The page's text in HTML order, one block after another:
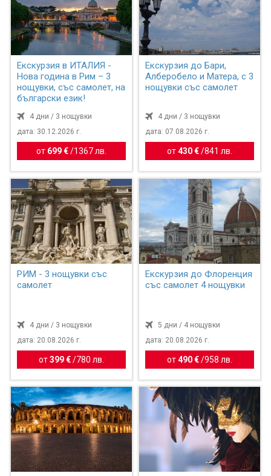
Екскурзия в ИТАЛИЯ -
Нова година в Рим – 3
нощувки, със самолет, на
български език!
4 дни / 3 нощувки
дата: 30.12.2026 г.
от 699 € / 1367 лв.
Екскурзия до Бари,
Алберобело и Матера, с 3
нощувки със самолет
4 дни / 3 нощувки
дата: 07.08.2026 г.
от430 €/841 лв.
РИМ - 3 нощувки със
самолет
4 дни / 3 нощувки
дата: 20.08.2026 г.
от399 € / 780 лв.
Екскурзия до Флоренция
със самолет 4 нощувки
5 дни / 4 нощувки
дата: 20.08.2026 г.
от490 €/958 лв.